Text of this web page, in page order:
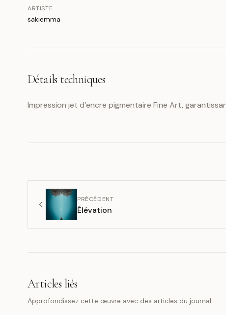
ARTISTE
sakiemma
Détails techniques
Impression jet d’encre pigmentaire Fine Art,
PRÉCÉDENT
Élévation
Articles liés
Approfondissez cette œuvre avec des articles du journal.